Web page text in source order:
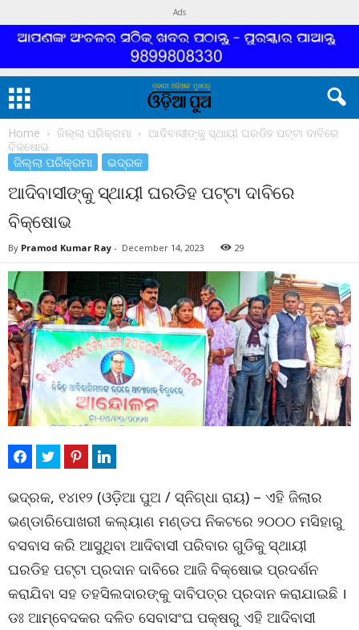
Ads
Home ଜିଲ୍ଲା ପରିକ୍ରମା
ଆଦିବାସୀଙ୍କୁ ସ୍ଥାୟୀ ଘରଡିହ ପଟ୍ଟା ଦାବିରେ
ବିକ୍ଷୋଭ
ଜିଲ୍ଲା ପରିକ୍ରମା ଭଦ୍ରକ
ଆଦିବାସୀଙ୍କୁ ସ୍ଥାୟୀ ଘରଡିହ ପଟ୍ଟା ଦାବିରେ
ବିକ୍ଷୋଭ
By Pramod Kumar Ray - December 14, 2023 29
ଭଦ୍ରକ, ୧୪ା୧୨ (ଓଡ଼ିଆ ପୁଅ / ସ୍ନିଗ୍ଧା ରାୟ) – ଏହି ଜିଲାର
ଭଣ୍ଡାରିପୋଖରୀ କଲ୍ୟାଣ ମଣ୍ଡପ ନିକଟରେ ୨୦୦୦ ମସିହାରୁ
ବସବାସ କରି ଆସୁଥିବା ଆଦିବାସୀ ପରିବାର ଗୁଡିକୁ ସ୍ଥାୟୀ
ଘରଡିହ ପଟ୍ଟା ପ୍ରଦାନ ଦାବିରେ ଆଜି ବିକ୍ଷୋଭ ପ୍ରଦର୍ଶନ
କରାଯିବା ସହ ତହସିଲଦାରଙ୍କୁ ଦାବିପତ୍ର ପ୍ରଦାନ କରାଯାଇଛି ।
ଡଃ ଆମ୍ବେଦକର ଦଳିତ ସେବାସଂଘ ପକ୍ଷରୁ ଏହି ଆଦିବାସୀ